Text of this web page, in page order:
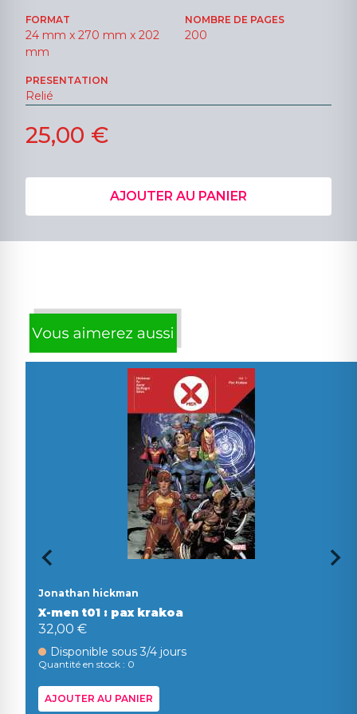
FORMAT
24 mm x 270 mm x 202
mm
NOMBRE DE PAGES
200
PRESENTATION
Relié
25,00 €
AJOUTER AU PANIER
Jonathan hickman
X-men t01 : pax krakoa
32,00 €
Disponible sous 3/4 jours
Quantité en stock : 0
AJOUTER AU PANIER